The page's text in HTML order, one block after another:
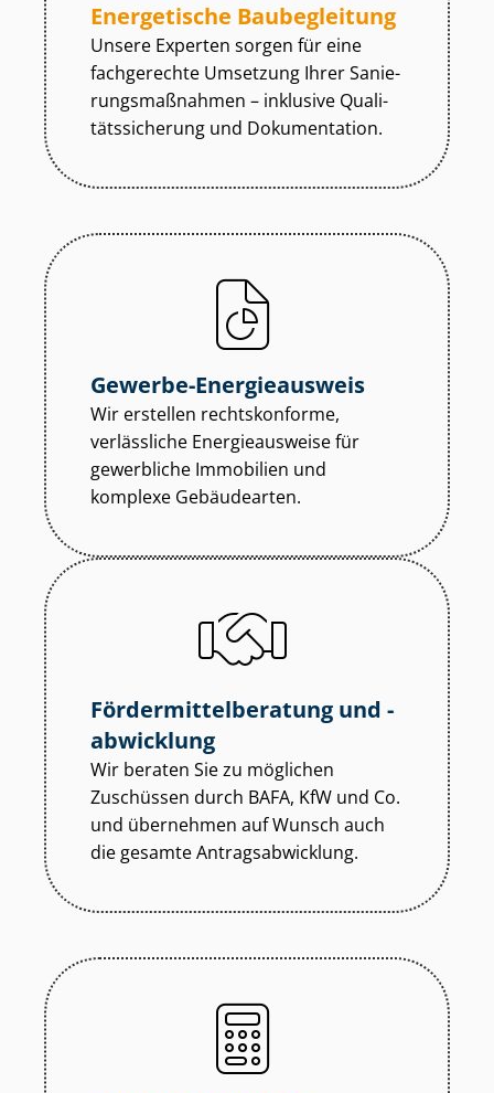
Energetische Baubegleitung
Unsere Experten sorgen für eine
fachgerechte Umsetzung Ihrer Sa­nie­
rungs­maß­nah­men – inklusive Qua­li­
täts­si­che­rung und Dokumentation.
Gewerbe-Energieausweis
Wir erstellen rechtskonforme,
verlässliche Energieausweise für
gewerbliche Immobilien und
komplexe Gebäudearten.
För­der­mit­tel­be­ra­tung und -
abwicklung
Wir beraten Sie zu möglichen
Zuschüssen durch BAFA, KfW und Co.
und übernehmen auf Wunsch auch
die gesamte An­trags­ab­wick­lung.